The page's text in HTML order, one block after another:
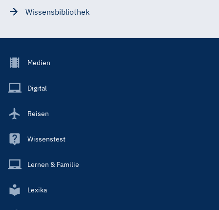
Wissensbibliothek
Footer
Main
Medien
Digital
Reisen
Wissenstest
Lernen & Familie
Lexika